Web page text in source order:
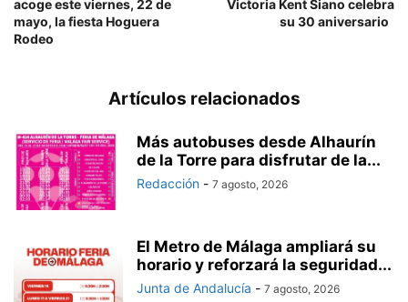
acoge este viernes, 22 de
mayo, la fiesta Hoguera
Rodeo
Victoria Kent Siano celebra
su 30 aniversario
Artículos relacionados
Más autobuses desde Alhaurín
de la Torre para disfrutar de la...
Redacción - 7 agosto, 2026
El Metro de Málaga ampliará su
horario y reforzará la seguridad...
Junta de Andalucía - 7 agosto, 2026